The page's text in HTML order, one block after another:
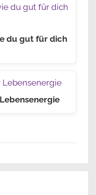
du gut für dich